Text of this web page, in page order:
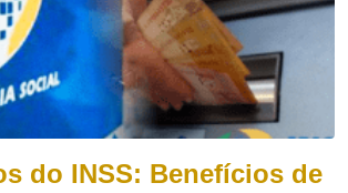
do INSS: Benefícios de